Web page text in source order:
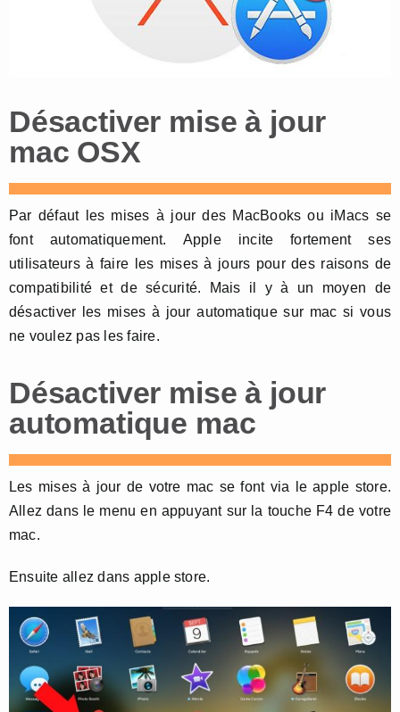
Désactiver mise à jour
mac OSX
Par défaut les mises à jour des MacBooks ou iMacs se
font automatiquement. Apple incite fortement ses
utilisateurs à faire les mises à jours pour des raisons de
compatibilité et de sécurité. Mais il y à un moyen de
désactiver les mises à jour automatique sur mac si vous
ne voulez pas les faire.
Désactiver mise à jour
automatique mac
Les mises à jour de votre mac se font via le apple store.
Allez dans le menu en appuyant sur la touche F4 de votre
mac.
Ensuite allez dans apple store.